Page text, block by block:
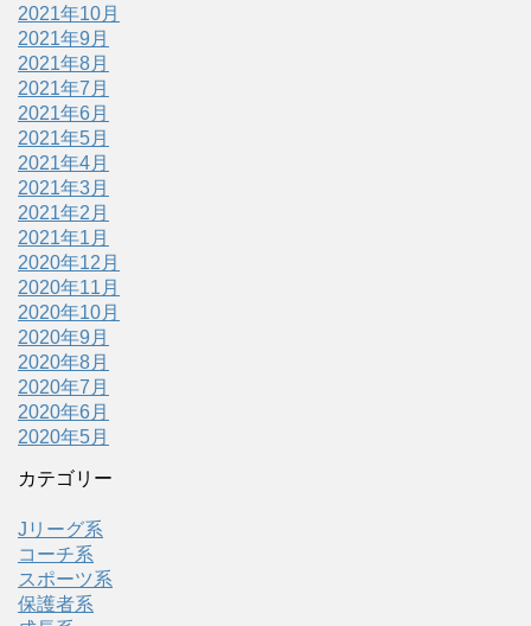
2021年10月
2021年9月
2021年8月
2021年7月
2021年6月
2021年5月
2021年4月
2021年3月
2021年2月
2021年1月
2020年12月
2020年11月
2020年10月
2020年9月
2020年8月
2020年7月
2020年6月
2020年5月
カテゴリー
Jリーグ系
コーチ系
スポーツ系
保護者系